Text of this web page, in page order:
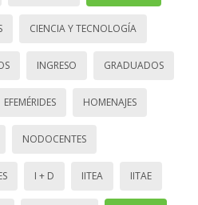
CIENCIA Y TECNOLOGÍA
INGRESO GRADUADOS
EFEMÉRIDES HOMENAJES
NODOCENTES
I + D IITEA IITAE